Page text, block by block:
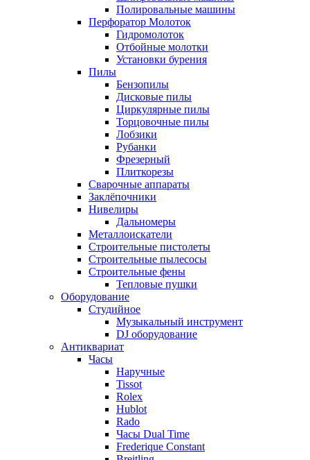
Полировальные машины
Перфоратор Молоток
Гидромолоток
Отбойные молотки
Установки бурения
Пилы
Бензопилы
Дисковые пилы
Циркулярные пилы
Торцовочные пилы
Лобзики
Рубанки
Фрезерный
Плиткорезы
Сварочные аппараты
Заклёпочники
Нивелиры
Дальномеры
Металлоискатели
Строительные пистолеты
Строительные пылесосы
Строительные фены
Тепловые пушки
Оборудование
Студийное
Музыкальный инструмент
DJ оборудование
Антиквариат
Часы
Наручные
Tissot
Rolex
Hublot
Rado
Часы Dual Time
Frederique Constant